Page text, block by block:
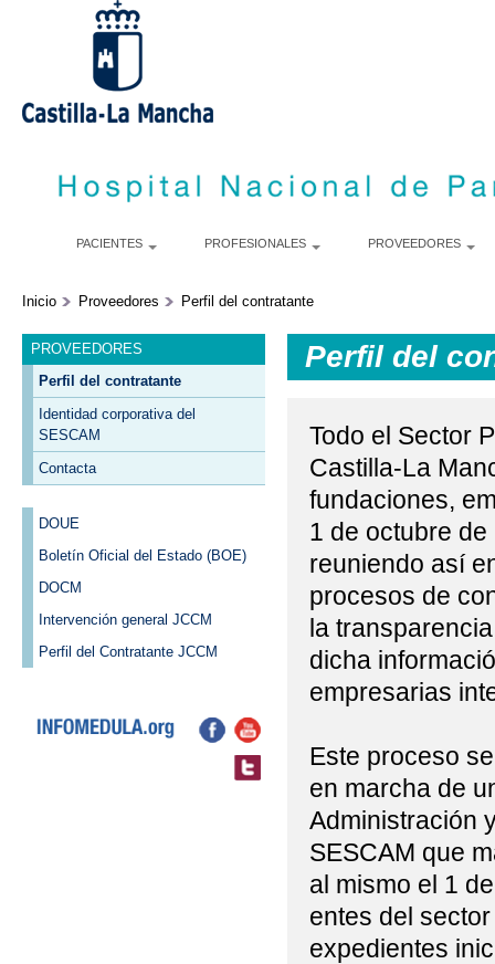
PACIENTES PROFESIONALES PROVEEDORES
Inicio Proveedores Perfil del contratante
PROVEEDORES
Perfil del contratante
Identidad corporativa del
SESCAM
Contacta
DOUE
Boletín Oficial del Estado (BOE)
DOCM
Intervención general JCCM
Perfil del Contratante JCCM
Perfil del
Todo el Sector
Castilla-La
fundaciones,
1 de octubre
reuniendo así
procesos de
la
dicha
empresarias
Este proceso
en marcha de
Administración
SESCAM que
al mismo el 1
entes del
expedientes